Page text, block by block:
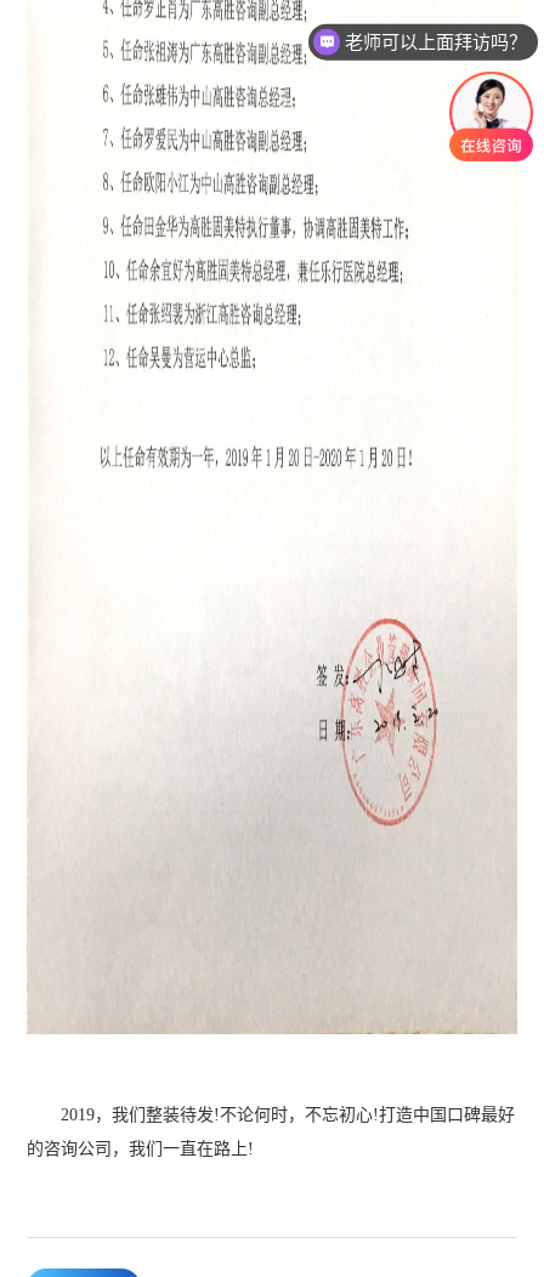
2019，我们整装待发!不论何时，不忘初心!打造中国口碑最好
的咨询公司，我们一直在路上!
老师可以上面拜访吗？
我想要了解产品